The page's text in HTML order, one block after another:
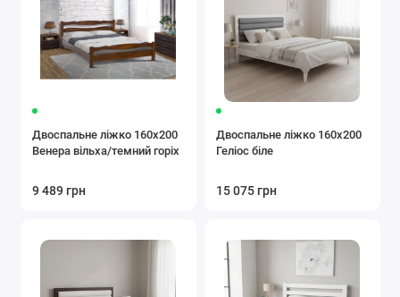
Двоспальне ліжко 160x200
Венера вільха/темний горіх
9 489 грн
Двоспальне ліжко 160x200
Геліос біле
15 075 грн